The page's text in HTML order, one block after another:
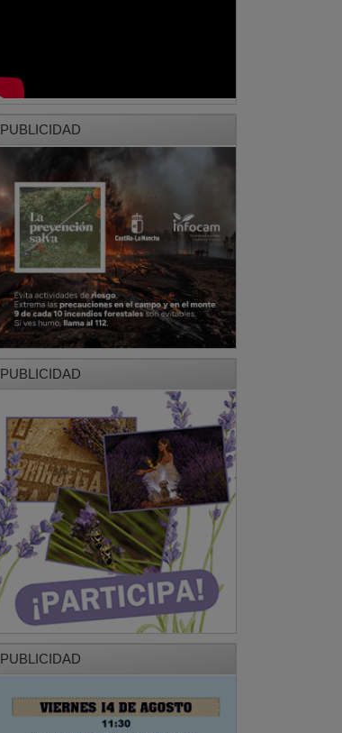
PUBLICIDAD
PUBLICIDAD
PUBLICIDAD